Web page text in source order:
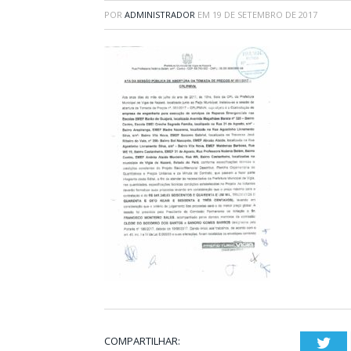
POR ADMINISTRADOR EM 19 DE SETEMBRO DE 2017
COMPARTILHAR: